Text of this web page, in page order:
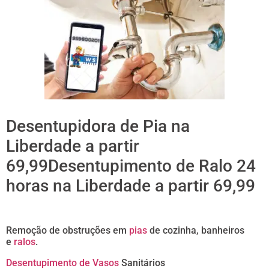
Desentupidora de Pia na
Liberdade a partir
69,99Desentupimento de Ralo 24
horas na Liberdade a partir 69,99
Remoção de obstruções em pias de cozinha, banheiros
e ralos.
Desentupimento de Vasos Sanitários